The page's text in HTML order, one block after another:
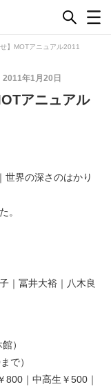
】MOTアニュアル2011
2011年1月20日
アニュアル
世界の深さのはかり
。
｜冨井大裕｜八木良
）
で）
｜中高生￥500｜